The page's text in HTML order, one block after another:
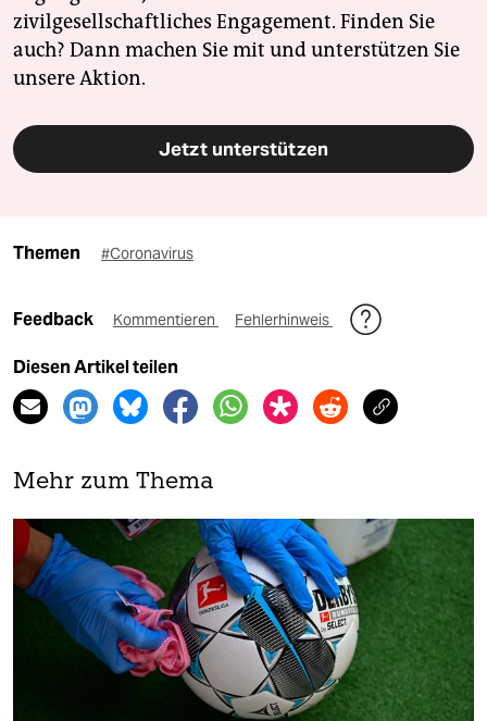
zivilgesellschaftliches Engagement. Finden Sie
auch? Dann machen Sie mit und unterstützen Sie
unsere Aktion.
Jetzt unterstützen
Themen #Coronavirus
Feedback Kommentieren Fehlerhinweis
Diesen Artikel teilen
Mehr zum Thema